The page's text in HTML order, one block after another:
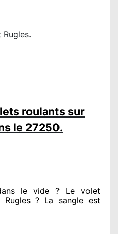
roulants sur
le 27250.
le vide ? Le volet
? La sangle est